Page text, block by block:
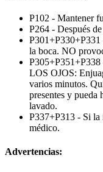
P102 - Mantener
P264 - Después
la boca. NO
LOS OJOS:
varios minutos.
presentes y pueda
lavado.
P337+P313 - Si la
médico.
Advertencias: